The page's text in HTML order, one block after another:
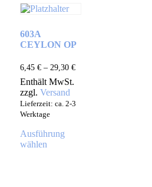
603A
CEYLON OP
6,45 € – 29,30 €
Enthält MwSt.
zzgl. Versand
Lieferzeit: ca. 2-3
Werktage
Ausführung
wählen